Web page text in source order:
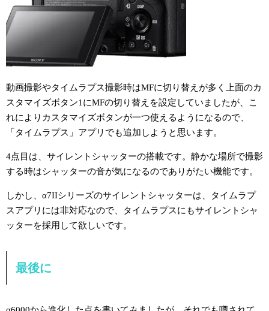
動画撮影やタイムラプス撮影時はMFに切り替えが多く上面のカ
スタマイズボタン1にMFの切り替えを設定していましたが、こ
れによりカスタマイズボタンが一つ使えるようになるので、
「タイムラプス」アプリでも追加しようと思います。
4点目は、サイレントシャッターの搭載です。静かな場所で撮影
する時はシャッターの音が気になるのでありがたい機能です。
しかし、α7IIシリーズのサイレントシャッターは、タイムラプ
スアプリには非対応なので、タイムラプスにもサイレントシャ
ッターを採用して欲しいです。
最後に